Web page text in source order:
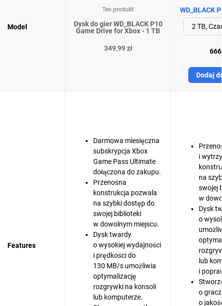
Model
Ten produkt
Dysk do gier WD_BLACK P10
Game Drive for Xbox - 1 TB
349,99 zł
WD_BLACK
Dodaj
Features
Darmowa miesięczna
subskrypcja Xbox
Game Pass Ultimate
dołączona do zakupu.
Przenośna
konstrukcja pozwala
na szybki dostęp do
swojej biblioteki
w dowolnym miejscu.
Dysk twardy
o wysokiej wydajności
i prędkości do
130 MB/s umożliwia
optymalizację
rozgrywki na konsoli
lub komputerze.
i
na
swojej
w
Dysk
o
lub
i
o
o